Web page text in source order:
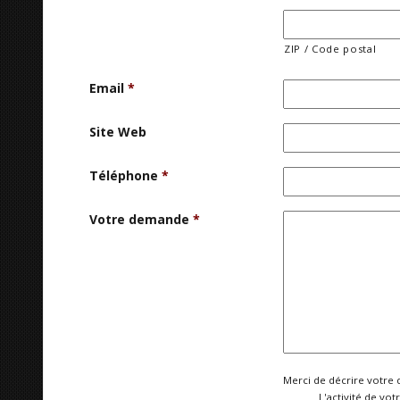
ZIP / Code postal
Email *
Site Web
Téléphone *
Votre demande *
Merci de décrire votre
L'activité de